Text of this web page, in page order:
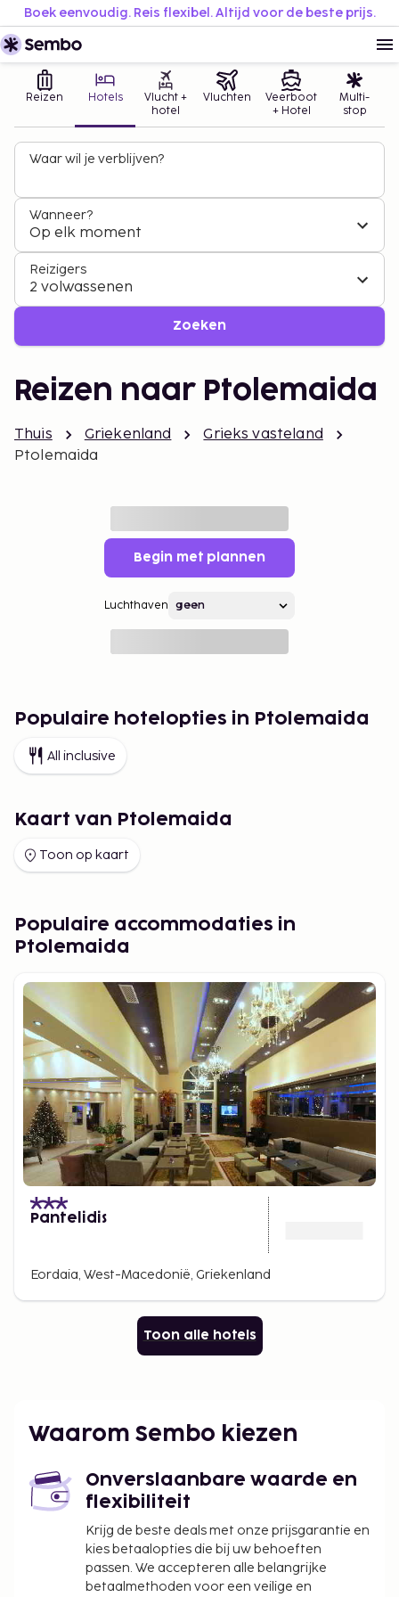
Boek eenvoudig. Reis flexibel. Altijd voor de beste prijs.
Reizen Hotels
Vlucht +
hotel
Vluchten
Veerboot
+ Hotel
Multi-
stop
Waar wil je verblijven?
Wanneer?
Op elk moment
Reizigers
2 volwassenen
Zoeken
Reizen naar Ptolemaida
Thuis Griekenland
Grieks vasteland
Ptolemaida
Begin met plannen
Luchthaven
Populaire hotelopties in Ptolemaida
All inclusive
Kaart van Ptolemaida
Toon op kaart
Populaire accommodaties in
Ptolemaida
Pantelidis
Eordaia, West-Macedonië, Griekenland
Toon alle hotels
Waarom Sembo kiezen
Onverslaanbare waarde en
flexibiliteit
Krijg de beste deals met onze prijsgarantie en
kies betaalopties die bij uw behoeften
passen. We accepteren alle belangrijke
betaalmethoden voor een veilige en